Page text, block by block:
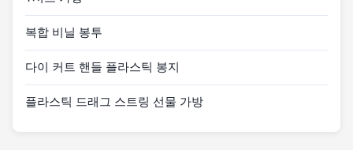
복합 비닐 봉투
다이 커트 핸들 플라스틱 봉지
플라스틱 드래그 스트링 선물 가방